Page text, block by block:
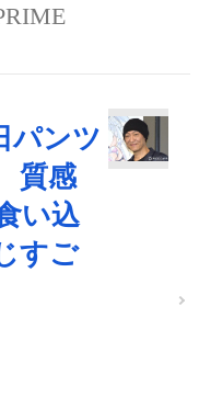
パンツ
質感
い込
すご